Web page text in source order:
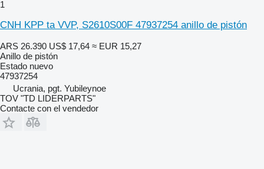
1
CNH KPP ta VVP, S2610S00F 47937254 anillo de pistón
ARS 26.390 US$ 17,64 ≈ EUR 15,27
Anillo de pistón
Estado nuevo
47937254
Ucrania, pgt. Yubileynoe
TOV "TD LIDERPARTS"
Contacte con el vendedor